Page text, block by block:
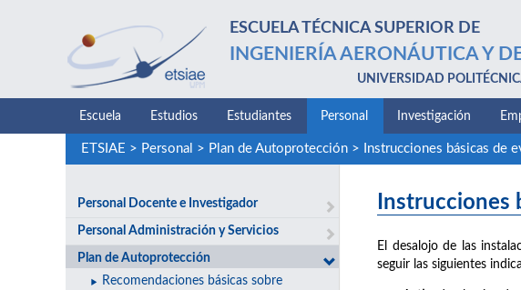
ESCUELA TÉCNICA SUPERIOR DE
INGENIERÍA AERONÁUTICA Y
UNIVERSIDAD
Escuela Estudios Estudiantes Personal Investigación
ETSIAE > Personal > Plan de Autoprotección> Instrucciones básicas de
Personal Docente e Investigador
Personal Administración y Servicios
Plan de Autoprotección
Recomendaciones básicas sobre
Instrucciones
El desalojo de las
seguir las siguientes